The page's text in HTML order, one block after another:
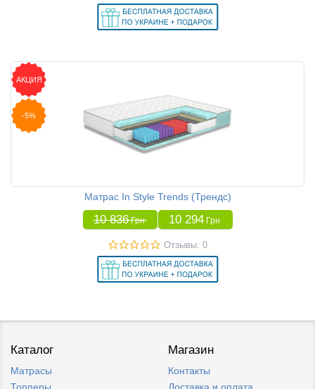
АКЦИЯ
-5%
Матрас In Style Trends (Трендс)
10 836 Грн 10 294 Грн
Отзывы: 0
Каталог
Матрасы
Магазин
Контакты